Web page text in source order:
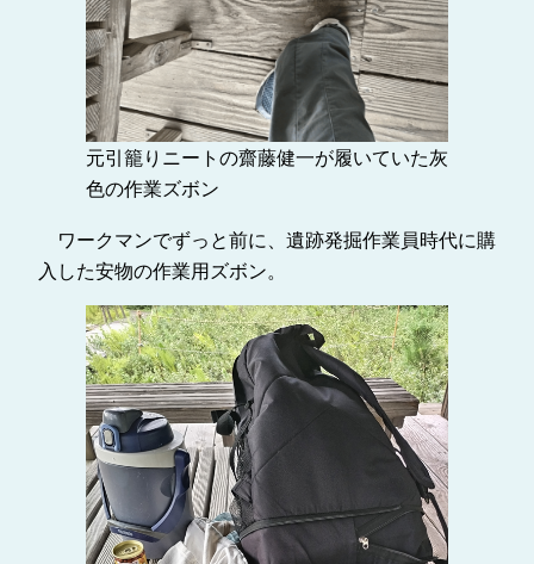
元引籠りニートの齋藤健一が履いていた灰
色の作業ズボン
ワークマンでずっと前に、遺跡発掘作業員時代に購
入した安物の作業用ズボン。